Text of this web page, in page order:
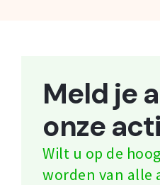
Meld je
onze
Wilt u op de
worden van alle